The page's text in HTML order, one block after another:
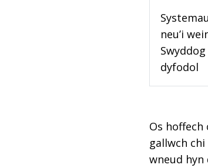
neu’i
dyfodol
Os hoffech
gallwch
wneud hyn